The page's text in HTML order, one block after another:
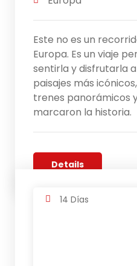
Este no es un
Europa. Es un viaje
sentirla y disfrutarla
paisajes más
trenes panorámicos
marcaron la historia.
Details
14 Días